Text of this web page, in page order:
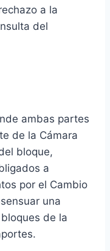
a la
del
ambas partes
de la Cámara
bloque,
a
por el Cambio
una
de la